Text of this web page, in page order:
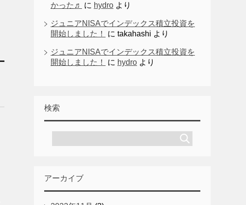
かった♬
に hydro より
ジュニアNISAでインデックス積立投資を
開始しました！
に takahashi より
ジュニアNISAでインデックス積立投資を
開始しました！
に hydro より
検索
アーカイブ